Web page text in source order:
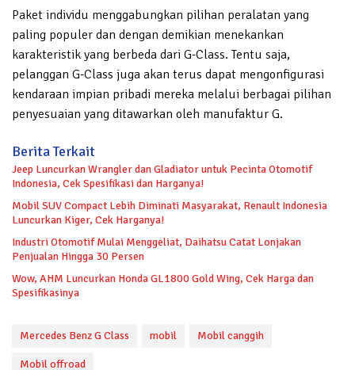
Paket individu menggabungkan pilihan peralatan yang
paling populer dan dengan demikian menekankan
karakteristik yang berbeda dari G-Class. Tentu saja,
pelanggan G-Class juga akan terus dapat mengonfigurasi
kendaraan impian pribadi mereka melalui berbagai pilihan
penyesuaian yang ditawarkan oleh manufaktur G.
Berita Terkait
Jeep Luncurkan Wrangler dan Gladiator untuk Pecinta Otomotif
Indonesia, Cek Spesifikasi dan Harganya!
Mobil SUV Compact Lebih Diminati Masyarakat, Renault Indonesia
Luncurkan Kiger, Cek Harganya!
Industri Otomotif Mulai Menggeliat, Daihatsu Catat Lonjakan
Penjualan Hingga 30 Persen
Wow, AHM Luncurkan Honda GL1800 Gold Wing, Cek Harga dan
Spesifikasinya
Mercedes Benz G Class mobil Mobil canggih
Mobil offroad